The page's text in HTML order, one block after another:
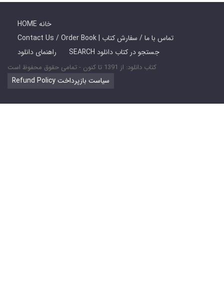
HOME خانه
Contact Us / Order Book | تماس با ما / سفارش کتاب
راهنمای دانلود
SEARCH جستجو در کتاب دانلود
کتاب دانلود: از 1391 تا کنون - تمامی حقوق محفوظ است
Refund Policy سیاست بازپرداخت